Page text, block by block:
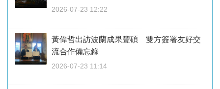
2026-07-23 12:22
黃偉哲出訪波蘭成果豐碩 雙方簽署友好交
流合作備忘錄
2026-07-23 11:14